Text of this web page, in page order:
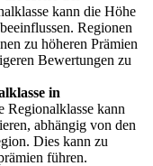
kann die Höhe
Regionen
zu höheren Prämien
Bewertungen zu
in
Regionalklasse kann
abhängig von den
Dies kann zu
führen.